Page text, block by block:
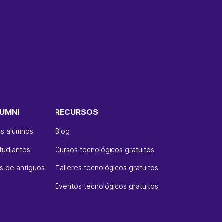
alumnos
de antiguos
RECURSOS
Blog
Cursos tecnológicos gratuitos
Talleres tecnológicos gratuitos
Eventos tecnológicos gratuitos